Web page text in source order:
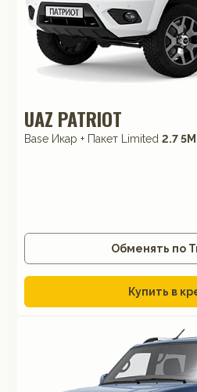
UAZ PATRIOT
Base Икар + Пакет Limited 2.7
Обменять по
Купить в